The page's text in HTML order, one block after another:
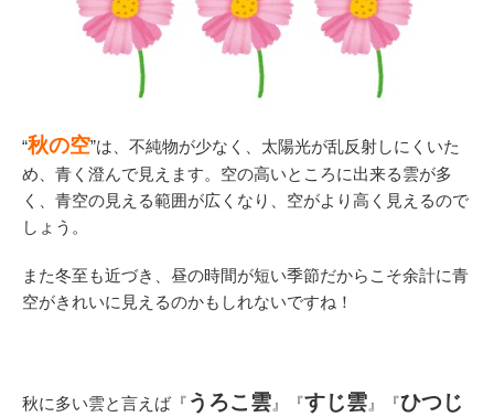
“秋の空”は、不純物が少なく、太陽光が乱反射しにくいた
め、青く澄んで見えます。空の高いところに出来る雲が多
く、青空の見える範囲が広くなり、空がより高く見えるので
しょう。
また冬至も近づき、昼の時間が短い季節だからこそ余計に青
空がきれいに見えるのかもしれないですね！
秋に多い雲と言えば『 うろこ雲 』『すじ雲 』『ひつじ